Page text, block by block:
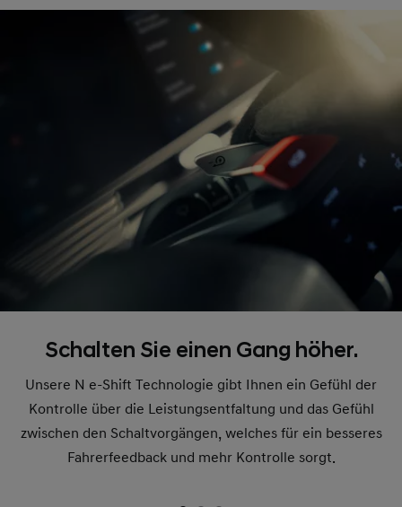
Schalten Sie einen Gang höher.
Unsere N e-Shift Technologie gibt Ihnen ein Gefühl der
Kontrolle über die Leistungsentfaltung und das Gefühl
zwischen den Schaltvorgängen, welches für ein besseres